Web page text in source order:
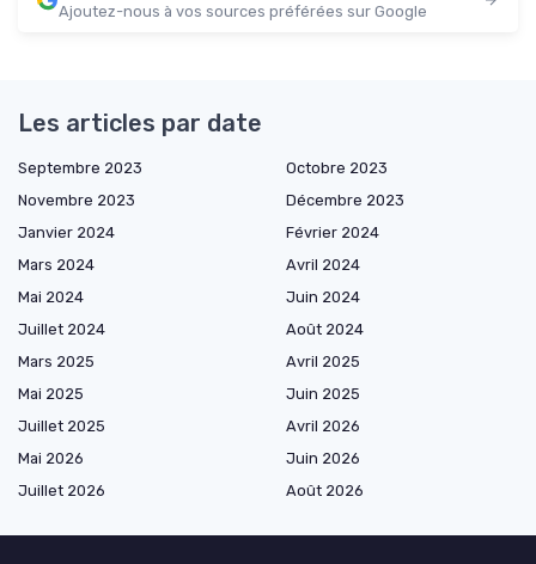
Ajoutez-nous à vos sources préférées sur Google
Les articles par date
Septembre 2023
Octobre 2023
Novembre 2023
Décembre 2023
Janvier 2024
Février 2024
Mars 2024
Avril 2024
Mai 2024
Juin 2024
Juillet 2024
Août 2024
Mars 2025
Avril 2025
Mai 2025
Juin 2025
Juillet 2025
Avril 2026
Mai 2026
Juin 2026
Juillet 2026
Août 2026